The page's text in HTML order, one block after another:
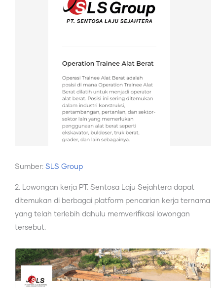
Sumber: SLS Group
2. Lowongan kerja PT. Sentosa Laju Sejahtera dapat
ditemukan di berbagai platform pencarian kerja ternama
yang telah terlebih dahulu memverifikasi lowongan
tersebut.